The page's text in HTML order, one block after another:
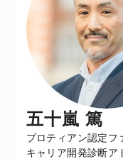
五十嵐 篤
プロティアン認定フ
キャリア開発診断ア